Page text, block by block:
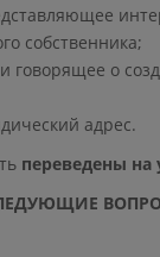
собственника;
говорящее о
адрес.​
переведены на